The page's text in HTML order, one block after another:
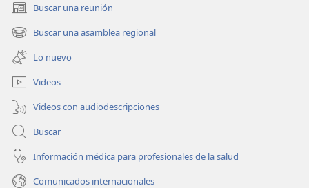
Buscar una reunión
(abre
una
nueva
ventana)
Buscar una asamblea regional
(abre
una
nueva
ventana)
Lo nuevo
Videos
Videos con audiodescripciones
Buscar
Información médica para profesionales de la salud
Comunicados internacionales